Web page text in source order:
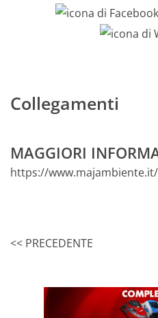
Collegamenti
MAGGIORI
https://www.majambiente.it/
<< PRECEDENTE